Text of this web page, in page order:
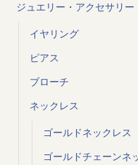
ジュエリー・アクセサリー
イヤリング
ピアス
ブローチ
ネックレス
ゴールドネックレス
ゴールドチェーンネ